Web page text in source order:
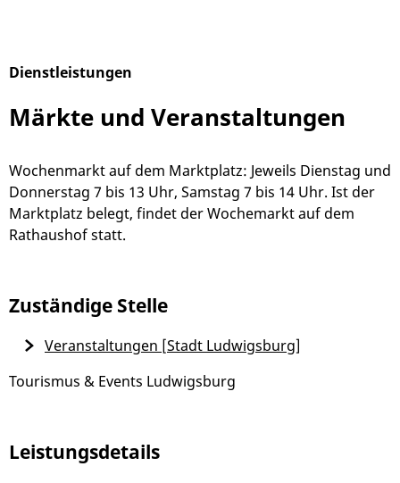
Dienstleistungen
Märkte und Veranstaltungen
Wochenmarkt auf dem Marktplatz: Jeweils Dienstag und
Donnerstag 7 bis 13 Uhr, Samstag 7 bis 14 Uhr. Ist der
Marktplatz belegt, findet der Wochemarkt auf dem
Rathaushof statt.
Zuständige Stelle
Tourismus & Events Ludwigsburg
Veranstaltungen [Stadt Ludwigsburg]
Leistungsdetails